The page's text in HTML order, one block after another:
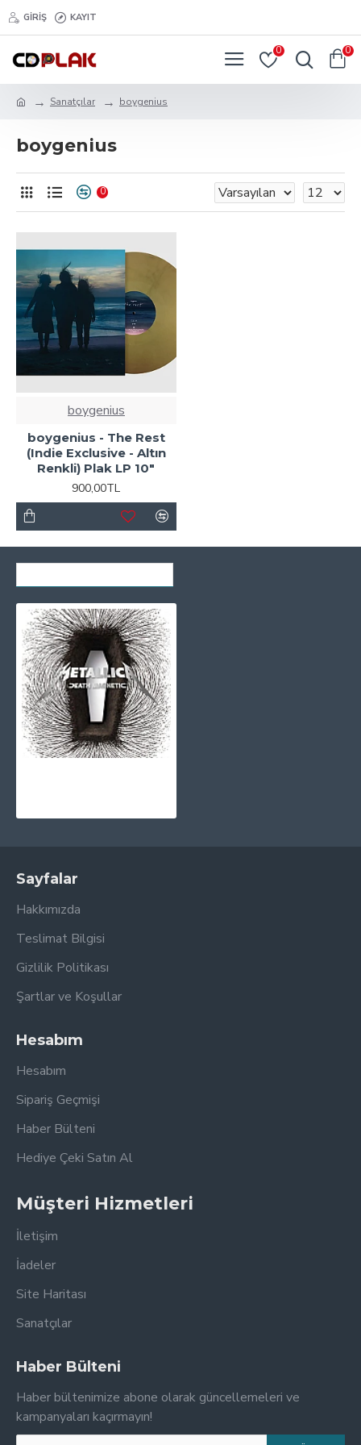
GIRIŞ KAYIT
0 0
Sanatçılar boygenius
boygenius
0
boygenius
boygenius - The Rest
(Indie Exclusive - Altın
Renkli) Plak LP 10"
900,00TL
Sayfalar
Hakkımızda
Teslimat Bilgisi
Gizlilik Politikası
Şartlar ve Koşullar
Hesabım
Hesabım
Sipariş Geçmişi
Haber Bülteni
Hediye Çeki Satın Al
Müşteri Hizmetleri
İletişim
İadeler
Site Haritası
Sanatçılar
Haber Bülteni
Haber bültenimize abone olarak güncellemeleri ve
kampanyaları kaçırmayın!